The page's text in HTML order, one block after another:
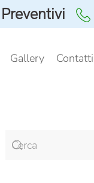
Gallery Contatti